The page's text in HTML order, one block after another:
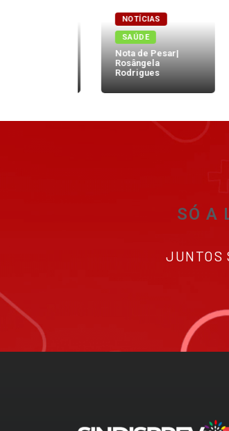
NOTÍCIAS
SAÚDE
Nota de Pesar|
Rosângela
Rodrigues
JUNTOS